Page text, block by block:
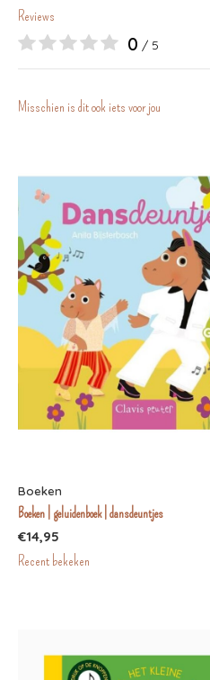
Reviews
0 / 5
Misschien is dit ook iets voor jou
Boeken
Boeken | geluidenboek | dansdeuntjes
€14,95
Recent bekeken